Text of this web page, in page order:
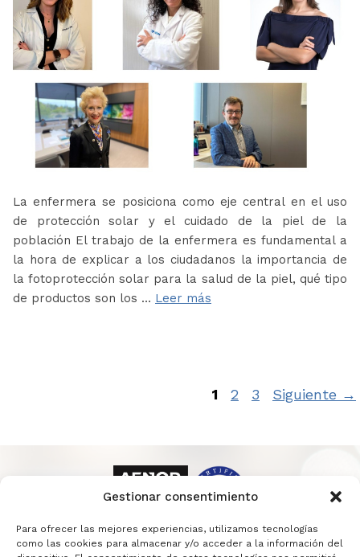
Gestionar consentimiento
Para ofrecer las mejores experiencias, utilizamos tecnologías
como las cookies para almacenar y/o acceder a la información del
La enfermera se posiciona como eje central en el uso
de protección solar y el cuidado de la piel de la
población El trabajo de la enfermera es fundamental a
la hora de explicar a los ciudadanos la importancia de
la fotoprotección solar para la salud de la piel, qué tipo
de productos son los … Leer más
Página
1 Página
2 Página
3 Siguiente →